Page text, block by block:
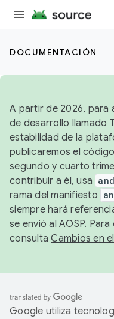
DOCUMENTACIÓN
A partir de 2026, para
de desarrollo llamado
estabilidad de la
publicaremos el
segundo y cuarto
contribuir a él, usa
rama del manifiesto
siempre hará
se envió al AOSP.
consultaCambios en
Google utiliza